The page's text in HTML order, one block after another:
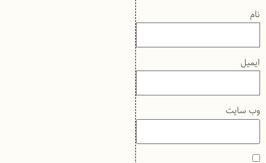
نام
ایمیل
وب‌ سایت